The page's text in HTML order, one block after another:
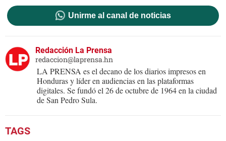
Unirme al canal de noticias
Redacción La Prensa
redaccion@laprensa.hn
LA PRENSA es el decano de los diarios impresos en
Honduras y líder en audiencias en las plataformas
digitales. Se fundó el 26 de octubre de 1964 en la ciudad
de San Pedro Sula.